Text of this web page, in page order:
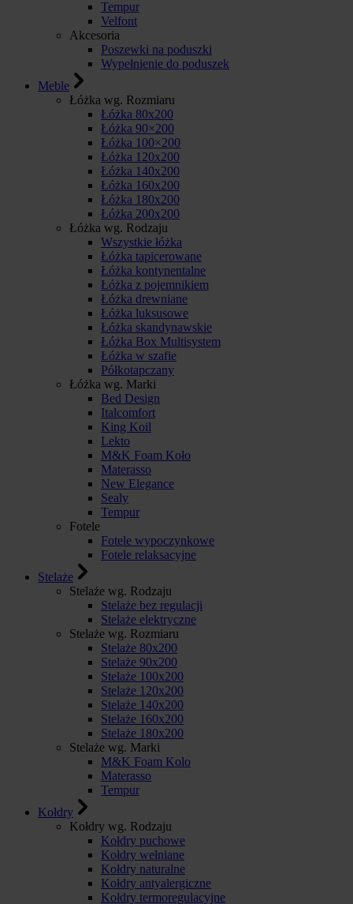
Tempur
Velfont
Akcesoria
Poszewki na poduszki
Wypełnienie do poduszek
Meble
Łóżka wg. Rozmiaru
Łóżka 80x200
Łóżka 90×200
Łóżka 100×200
Łóżka 120x200
Łóżka 140x200
Łóżka 160x200
Łóżka 180x200
Łóżka 200x200
Łóżka wg. Rodzaju
Wszystkie łóżka
Łóżka tapicerowane
Łóżka kontynentalne
Łóżka z pojemnikiem
Łóżka drewniane
Łóżka luksusowe
Łóżka skandynawskie
Łóżka Box Multisystem
Łóżka w szafie
Półkotapczany
Łóżka wg. Marki
Bed Design
Italcomfort
King Koil
Lekto
M&K Foam Koło
Materasso
New Elegance
Sealy
Tempur
Fotele
Fotele wypoczynkowe
Fotele relaksacyjne
Stelaże
Stelaże wg. Rodzaju
Stelaże bez regulacji
Stelaże elektryczne
Stelaże wg. Rozmiaru
Stelaże 80x200
Stelaże 90x200
Stelaże 100x200
Stelaże 120x200
Stelaże 140x200
Stelaże 160x200
Stelaże 180x200
Stelaże wg. Marki
M&K Foam Kolo
Materasso
Tempur
Kołdry
Kołdry wg. Rodzaju
Kołdry puchowe
Kołdry wełniane
Kołdry naturalne
Kołdry antyalergiczne
Kołdry termoregulacyjne